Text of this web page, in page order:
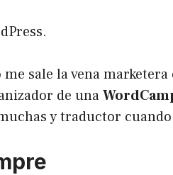
me sale la vena
de una
y traductor